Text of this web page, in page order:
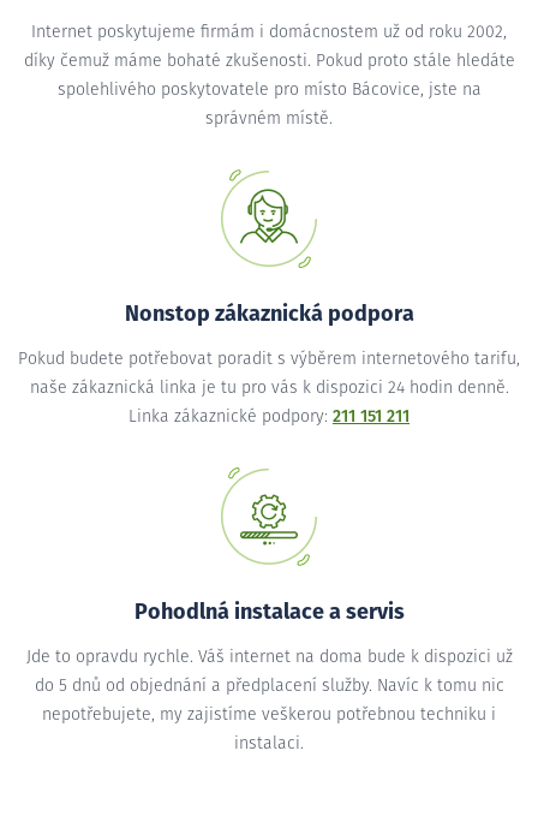
Internet poskytujeme firmám i domácnostem už od roku 2002,
díky čemuž máme bohaté zkušenosti. Pokud proto stále hledáte
spolehlivého poskytovatele pro místo Bácovice, jste na
správném místě.
Nonstop zákaznická podpora
Pokud budete potřebovat poradit s výběrem internetového tarifu,
naše zákaznická linka je tu pro vás k dispozici 24 hodin denně.
Linka zákaznické podpory: 211 151 211
Pohodlná instalace a servis
Jde to opravdu rychle. Váš internet na doma bude k dispozici už
do 5 dnů od objednání a předplacení služby. Navíc k tomu nic
nepotřebujete, my zajistíme veškerou potřebnou techniku i
instalaci.